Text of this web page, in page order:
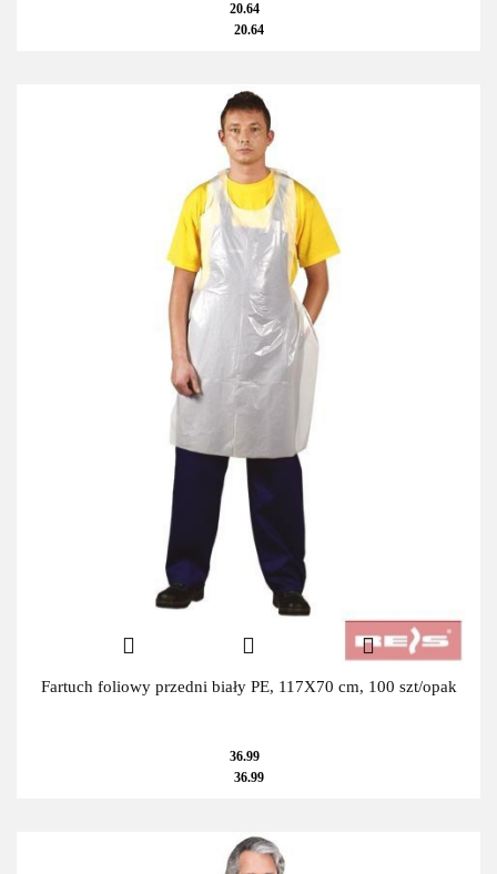
20.64
20.64
Fartuch foliowy przedni biały PE, 117X70 cm, 100 szt/opak
36.99
36.99